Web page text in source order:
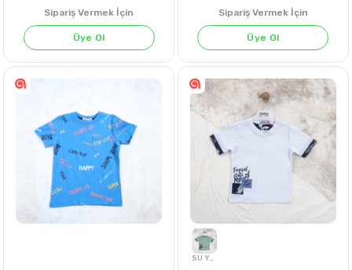
EKRU SİYAH
4ADET 9-12 YAŞ
Sipariş Vermek İçin
Üye Ol
1ADET 6-18
Sipariş Vermek İçin
Üye Ol